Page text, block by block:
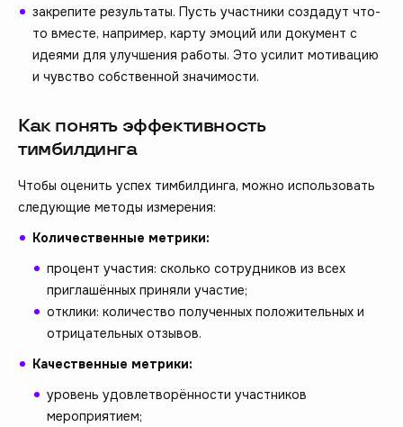
закрепите результаты. Пусть участники создадут что-
то вместе, например, карту эмоций или документ с
идеями для улучшения работы. Это усилит мотивацию
и чувство собственной значимости.
Как понять эффективность
тимбилдинга
Чтобы оценить успех тимбилдинга, можно использовать
следующие методы измерения:
Количественные метрики:
процент участия: сколько сотрудников из всех
приглашённых приняли участие;
отклики: количество полученных положительных и
отрицательных отзывов.
Качественные метрики:
уровень удовлетворённости участников
мероприятием;